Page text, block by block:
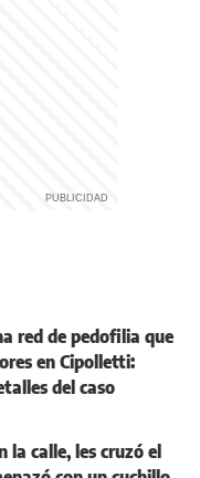
red de pedofilia que
en Cipolletti:
del caso
la calle, les cruzó el